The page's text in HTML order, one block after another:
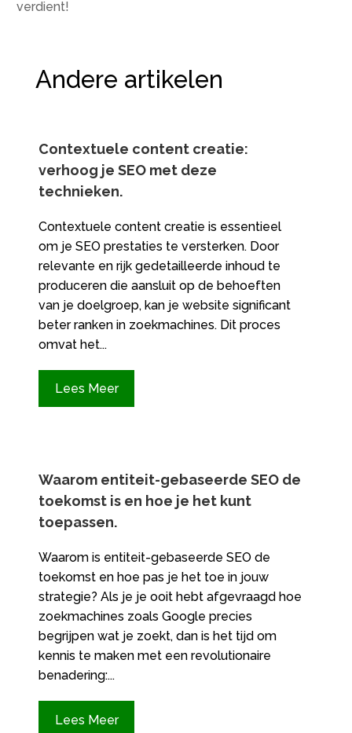
verdient!
Andere artikelen
Contextuele content creatie:
verhoog je SEO met deze
technieken.​
Contextuele content creatie is essentieel
om je SEO prestaties te versterken. Door
relevante en rijk gedetailleerde inhoud te
produceren die aansluit op de behoeften
van je doelgroep, kan je website significant
beter ranken in zoekmachines. Dit proces
omvat het...
Lees Meer
Waarom entiteit-gebaseerde SEO de
toekomst is en hoe je het kunt
toepassen.​
Waarom is entiteit-gebaseerde SEO de
toekomst en hoe pas je het toe in jouw
strategie? Als je je ooit hebt afgevraagd hoe
zoekmachines zoals Google precies
begrijpen wat je zoekt, dan is het tijd om
kennis te maken met een revolutionaire
benadering:...
Lees Meer